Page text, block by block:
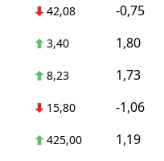
42,08 -0,75
3,40 1,80
8,23 1,73
15,80 -1,06
425,00 1,19